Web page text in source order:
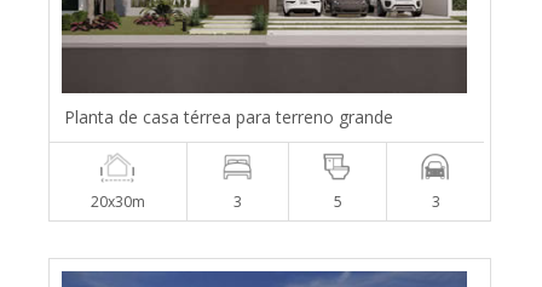
Planta de casa térrea para terreno grande
20x30m 3 5 3